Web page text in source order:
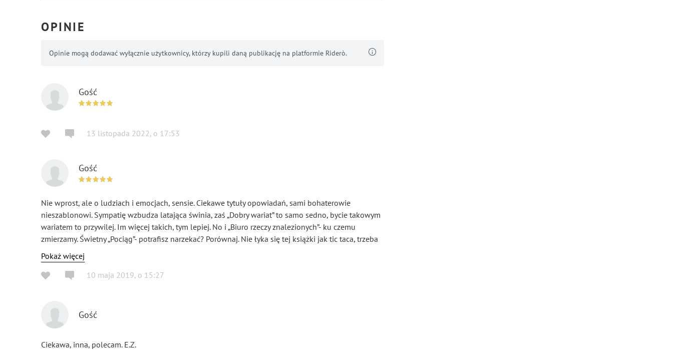
OPINIE
Opinie mogą dodawać wyłącznie użytkownicy, którzy kupili daną publikację na platformie Riderò.
Gość
13 listopada 2022, o 17:53
Gość
Nie wprost, ale o ludziach i emocjach, sensie. Ciekawe tytuły opowiadań, sami bohaterowie
nieszablonowi. Sympatię wzbudza latająca świnia, zaś „Dobry wariat” to samo sedno, bycie takowym
wariatem to przywilej. Im więcej takich, tym lepiej. No i „Biuro rzeczy znalezionych”- ku czemu
zmierzamy. Świetny „Pociąg”- potrafisz narzekać? Porównaj. Nie łyka się tej książki jak tic taca, trzeba
się ciut zatrzymać i to ma właśnie sens. Polecam Marzena Wieloch, autorka bloga Zajęta Mama
Pokaż więcej
10 maja 2019, o 15:27
Gość
Ciekawa, inna, polecam. E.Z.